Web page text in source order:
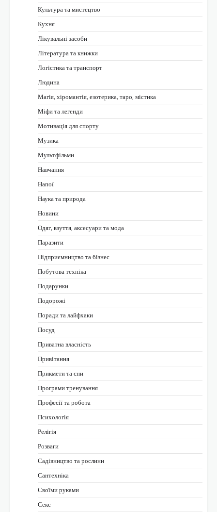
Культура та мистецтво
Кухня
Лікувальні засоби
Література та книжки
Логістика та транспорт
Людина
Магія, хіромантія, езотерика, таро, містика
Міфи та легенди
Мотивація для спорту
Музика
Мультфільми
Навчання
Напої
Наука та природа
Новини
Одяг, взуття, аксесуари та мода
Паразити
Підприємництво та бізнес
Побутова техніка
Подарунки
Подорожі
Поради та лайфхаки
Посуд
Приватна власність
Привітання
Прикмети та сни
Програми тренування
Професії та робота
Психологія
Релігія
Розваги
Садівництво та рослини
Сантехніка
Своїми руками
Секс